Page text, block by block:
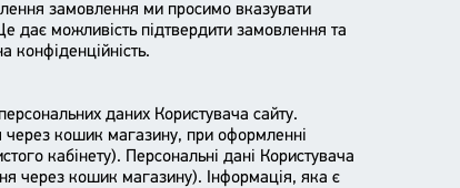
замовлення ми просимо вказувати
дає можливість підтвердити замовлення та
конфіденційність.
даних Користувача сайту.
через кошик магазину, при оформленні
кабінету). Персональні дані Користувача
через кошик магазину). Інформація, яка є